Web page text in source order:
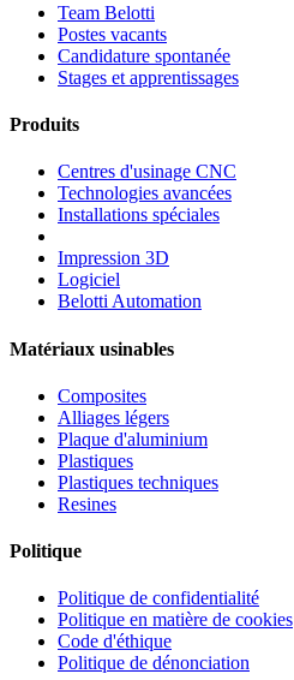
Team Belotti
Postes vacants
Candidature spontanée
Stages et apprentissages
Produits
Centres d'usinage CNC
Technologies avancées
Installations spéciales
Impression 3D
Logiciel
Belotti Automation
Matériaux usinables
Composites
Alliages légers
Plaque d'aluminium
Plastiques
Plastiques techniques
Resines
Politique
Politique de confidentialité
Politique en matière de cookies
Code d'éthique
Politique de dénonciation